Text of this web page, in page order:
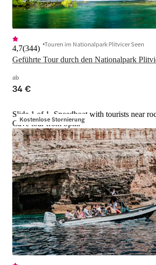
Geführte Tour durch den Nationalpark
4,7(344) Touren im Nationalpark Plitvicer Seen
ab
34 €
Kostenlose Stornierung
Slide 1 of 1, Speedboat with tourists near
Cave tour from Split.